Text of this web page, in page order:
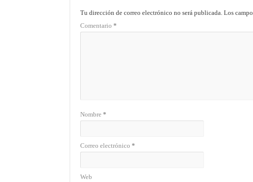
Tu dirección de correo electrónico no será publicada. Los
Comentario *
Nombre *
Correo electrónico *
Web